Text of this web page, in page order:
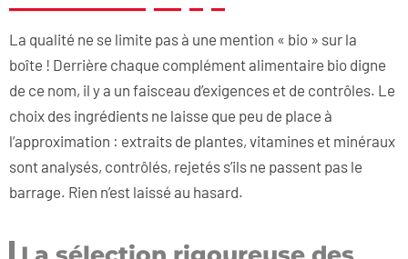
La qualité ne se limite pas à une mention « bio » sur la
boîte ! Derrière chaque complément alimentaire bio digne
de ce nom, il y a un faisceau d’exigences et de contrôles. Le
choix des ingrédients ne laisse que peu de place à
l’approximation : extraits de plantes, vitamines et minéraux
sont analysés, contrôlés, rejetés s’ils ne passent pas le
barrage. Rien n’est laissé au hasard.